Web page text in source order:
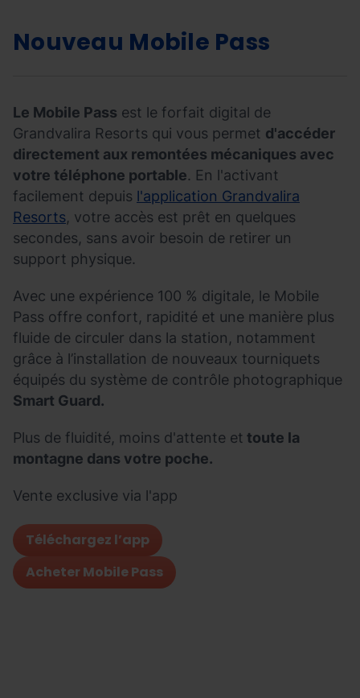
Nouveau Mobile Pass
Le Mobile Pass est le forfait digital de
Grandvalira Resorts qui vous permet d'accéder
directement aux remontées mécaniques avec
votre téléphone portable. En l'activant
facilement depuis l'application Grandvalira
Resorts, votre accès est prêt en quelques
secondes, sans avoir besoin de retirer un
support physique.
Avec une expérience 100 % digitale, le Mobile
Pass offre confort, rapidité et une manière plus
fluide de circuler dans la station, notamment
grâce à l’installation de nouveaux tourniquets
équipés du système de contrôle photographique
Smart Guard.
Plus de fluidité, moins d'attente et toute la
montagne dans votre poche.
Vente exclusive via l'app
Téléchargez l’app
Acheter Mobile Pass